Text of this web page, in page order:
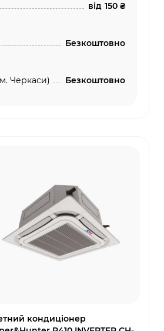
від 150 ₴
Безкоштовно
Черкаси) Безкоштовно
кондиціонер